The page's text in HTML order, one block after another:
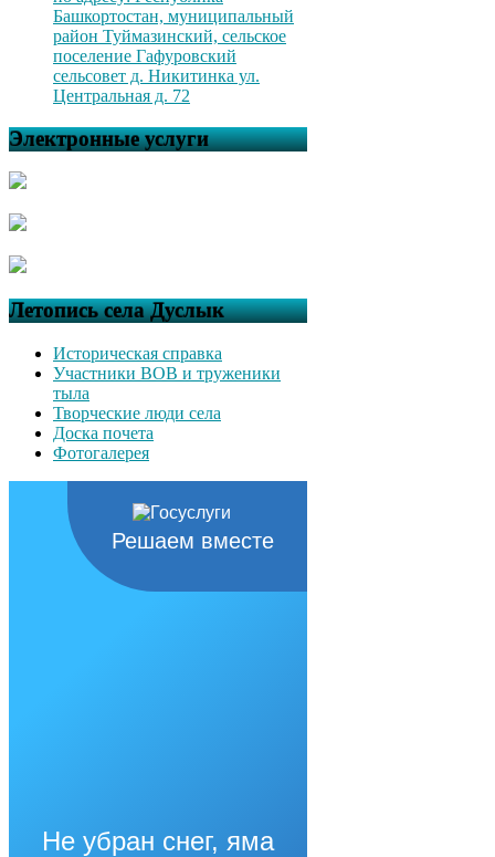
Башкортостан, муниципальный
район Туймазинский, сельское
поселение Гафуровский
сельсовет д. Никитинка ул.
Центральная д. 72
Электронные услуги
Летопись села Дуслык
Историческая справка
Участники ВОВ и труженики
тыла
Творческие люди села
Доска почета
Фотогалерея
Решаем вместе
Не убран снег, яма